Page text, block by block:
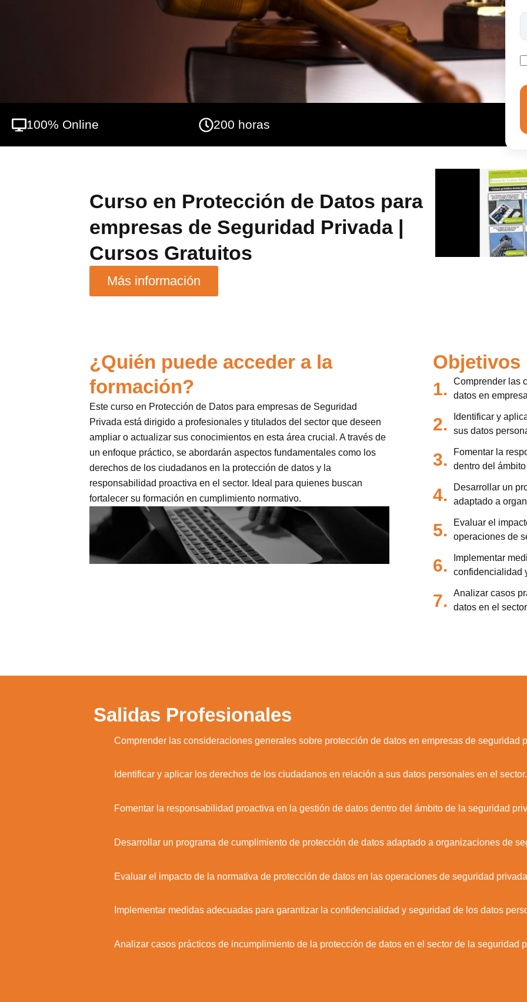
capacitados en esta área está en auge, ya que el cumplimiento normativo no solo es un requisito
legal, sino también un compromiso ético. Participar en este curso te permitirá destacar en un
sector que valora la formación continua y la especialización, brindándote habilidades clave para
asegurar la confianza de tus clientes y garantizar la integridad de sus datos. ¡No pierdas la
oportunidad de formarte en un ámbito relevante y con un futuro prometedor!
100% Online 200 horas
Curso en Protección de Datos para
empresas de Seguridad Privada |
Cursos Gratuitos
Más información
¿Quién puede acceder a la
formación?
Este curso en Protección de Datos para empresas de Seguridad
Privada está dirigido a profesionales y titulados del sector que deseen
ampliar o actualizar sus conocimientos en esta área crucial. A través de
un enfoque práctico, se abordarán aspectos fundamentales como los
derechos de los ciudadanos en la protección de datos y la
responsabilidad proactiva en el sector. Ideal para quienes buscan
fortalecer su formación en cumplimiento normativo.
Objetivos
1.
Comprender las
datos en
2.
Identificar y
sus datos
3.
Fomentar la
dentro del
4.
Desarrollar un
adaptado a
5.
Evaluar el
operaciones de
6.
Implementar
confidencialidad
7.
Analizar casos
datos en el
Salidas Profesionales
Comprender las consideraciones generales sobre protección de datos en empresas de seguridad
Identificar y aplicar los derechos de los ciudadanos en relación a sus datos personales en el sector.
Fomentar la responsabilidad proactiva en la gestión de datos dentro del ámbito de la seguridad
Desarrollar un programa de cumplimiento de protección de datos adaptado a organizaciones de
Evaluar el impacto de la normativa de protección de datos en las operaciones de seguridad
Implementar medidas adecuadas para garantizar la confidencialidad y seguridad de los datos
Analizar casos prácticos de incumplimiento de la protección de datos en el sector de la seguridad
ajustes.